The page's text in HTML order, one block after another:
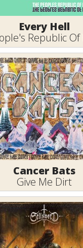
Every Hell
Republic Of
Cancer Bats
Give Me Dirt